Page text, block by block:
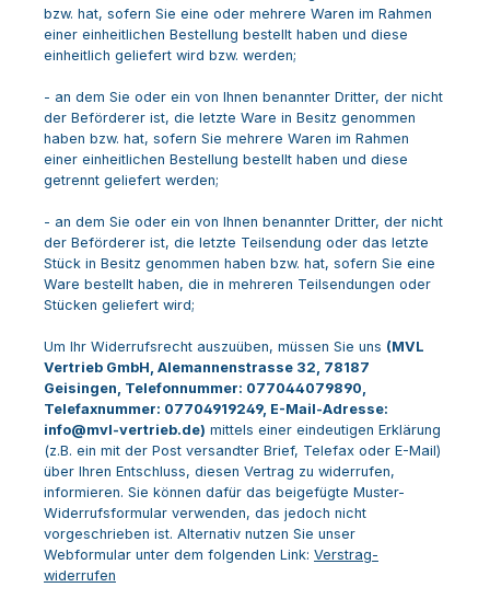
bzw. hat, sofern Sie eine oder mehrere Waren im Rahmen
einer einheitlichen Bestellung bestellt haben und diese
einheitlich geliefert wird bzw. werden;
- an dem Sie oder ein von Ihnen benannter Dritter, der nicht
der Beförderer ist, die letzte Ware in Besitz genommen
haben bzw. hat, sofern Sie mehrere Waren im Rahmen
einer einheitlichen Bestellung bestellt haben und diese
getrennt geliefert werden;
- an dem Sie oder ein von Ihnen benannter Dritter, der nicht
der Beförderer ist, die letzte Teilsendung oder das letzte
Stück in Besitz genommen haben bzw. hat, sofern Sie eine
Ware bestellt haben, die in mehreren Teilsendungen oder
Stücken geliefert wird;
Um Ihr Widerrufsrecht auszuüben, müssen Sie uns (MVL
Vertrieb GmbH, Alemannenstrasse 32, 78187
Geisingen, Telefonnummer: 077044079890,
Telefaxnummer: 07704919249, E-Mail-Adresse:
info@mvl-vertrieb.de) mittels einer eindeutigen Erklärung
(z.B. ein mit der Post versandter Brief, Telefax oder E-Mail)
über Ihren Entschluss, diesen Vertrag zu widerrufen,
informieren. Sie können dafür das beigefügte Muster-
Widerrufsformular verwenden, das jedoch nicht
vorgeschrieben ist. Alternativ nutzen Sie unser
Webformular unter dem folgenden Link: Verstrag-
widerrufen